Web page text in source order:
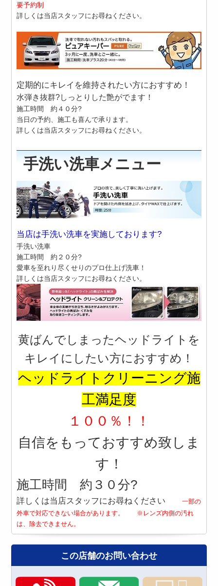
要予約制
詳しくは当店スタッフにお尋ねください。
定期的にキレイを維持されたい方におすすめ！
水弾き抜群?しっとりした艶がでます！
施工時間 約４０分?
当日の予約、施工も喜んで承ります。
詳しくは当店スタッフにお尋ねください。
手洗い洗車メニュー
当店は手洗い洗車を実施しております?
手洗い洗車
施工時間 約２０分?
愛車を至れり尽くせりのプロ仕上げ洗車！
詳しくは当店スタッフにお尋ねください。
黄ばんでしまったヘッドライトを
キレイにしたい方におすすめ！
ヘッドライトクリーニング施
工満足度
１００％！！
自信をもっておすすめ致しま
す！
施工時間 約３０分?
詳しくは当店スタッフにお尋ねください一部の
外車で対応できない場合があります。 ※レンズ内側の汚れ
は、除去できません。
この店舗のお問い合わせ